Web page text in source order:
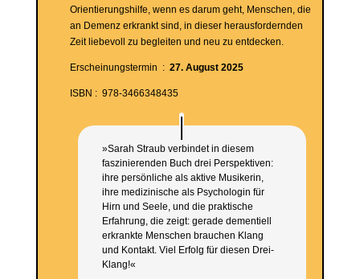
Orientierungshilfe, wenn es darum geht, Menschen, die
an Demenz erkrankt sind, in dieser herausfordernden
Zeit liebevoll zu begleiten und neu zu entdecken.
Erscheinungstermin ‏ : ‎ 27. August 2025
ISBN‏ : ‎ 978-3466348435
»Sarah Straub verbindet in diesem
faszinierenden Buch drei Perspektiven:
ihre persönliche als aktive Musikerin,
ihre medizinische als Psychologin für
Hirn und Seele, und die praktische
Erfahrung, die zeigt: gerade dementiell
erkrankte Menschen brauchen Klang
und Kontakt. Viel Erfolg für diesen Drei-
Klang!«